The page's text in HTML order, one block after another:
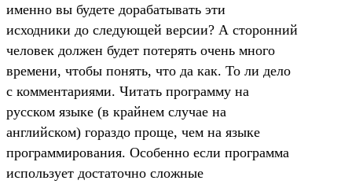
именно вы будете дорабатывать эти
исходники до следующей версии? А сторонний
человек должен будет потерять очень много
времени, чтобы понять, что да как. То ли дело
с комментариями. Читать программу на
русском языке (в крайнем случае на
английском) гораздо проще, чем на языке
программирования. Особенно если программа
использует достаточно сложные